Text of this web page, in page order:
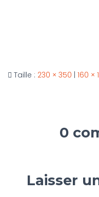
Taille : 230 × 350 | 160 ×
0
Laisser